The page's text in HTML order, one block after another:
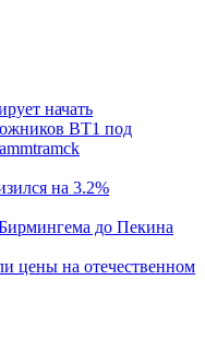
начать
BT1 под
на 3.2%
до Пекина
цены на отечественном